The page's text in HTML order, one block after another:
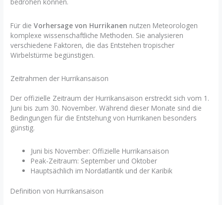
bedrohen können.
Für dieVorhersage von Hurrikanen nutzen Meteorologen
komplexe wissenschaftliche Methoden. Sie analysieren
verschiedene Faktoren, die das Entstehen tropischer
Wirbelstürme begünstigen.
Zeitrahmen der Hurrikansaison
Der offizielle Zeitraum der Hurrikansaison erstreckt sich vom 1.
Juni bis zum 30. November. Während dieser Monate sind die
Bedingungen für die Entstehung von Hurrikanen besonders
günstig.
Juni bis November: Offizielle Hurrikansaison
Peak-Zeitraum: September und Oktober
Hauptsächlich im Nordatlantik und der Karibik
Definition von Hurrikansaison